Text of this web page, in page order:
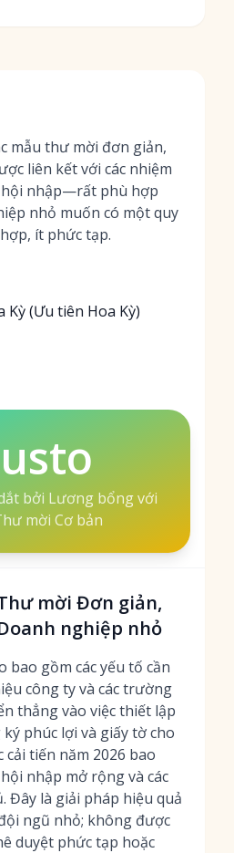
mẫu thư mời đơn giản,
liên kết với các nhiệm
nhập—rất phù hợp
nhỏ muốn có một quy
ít phức tạp.
Kỳ (Ưu tiên Hoa Kỳ)
bởi Lương bổng với
mời Cơ bản
mời Đơn giản,
nghiệp nhỏ
bao gồm các yếu tố cần
công ty và các trường
thẳng vào việc thiết lập
phúc lợi và giấy tờ cho
cải tiến năm 2026 bao
nhập mở rộng và các
Đây là giải pháp hiệu quả
ngũ nhỏ; không được
duyệt phức tạp hoặc